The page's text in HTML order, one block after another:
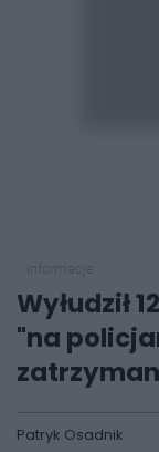
Wyłudził
"na
Patryk Osadnik